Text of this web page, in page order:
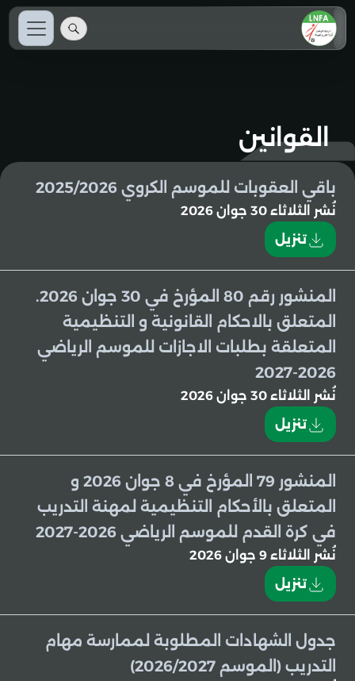
القوانين
باقي العقوبات للموسم الكروي 2025/2026
نُشر
الثلاثاء 30 جوان 2026
تنزيل
المنشور رقم 80 المؤرخ في 30 جوان 2026.
المتعلق بالاحكام القانونية و التنظيمية
المتعلقة بطلبات الاجازات للموسم الرياضي
2026-2027
نُشر
الثلاثاء 30 جوان 2026
تنزيل
المنشور 79 المؤرخ في 8 جوان 2026 و
المتعلق بالأحكام التنظيمية لمهنة التدريب
في كرة القدم للموسم الرياضي 2026-2027
نُشر
الثلاثاء 9 جوان 2026
تنزيل
جدول الشهادات المطلوبة لممارسة مهام
التدريب (الموسم 2026/2027)